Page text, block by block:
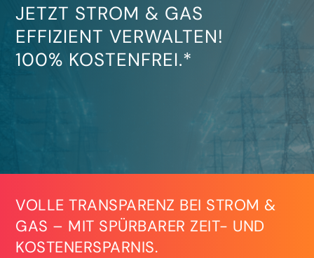
JETZT STROM & GAS
EFFIZIENT VERWALTEN!
100% KOSTENFREI.*
VOLLE TRANSPARENZ BEI STROM &
GAS – MIT SPÜRBARER ZEIT- UND
KOSTENERSPARNIS.